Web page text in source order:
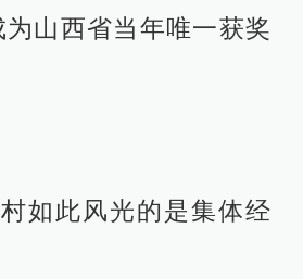
山西省当年唯一获奖
此风光的是集体经